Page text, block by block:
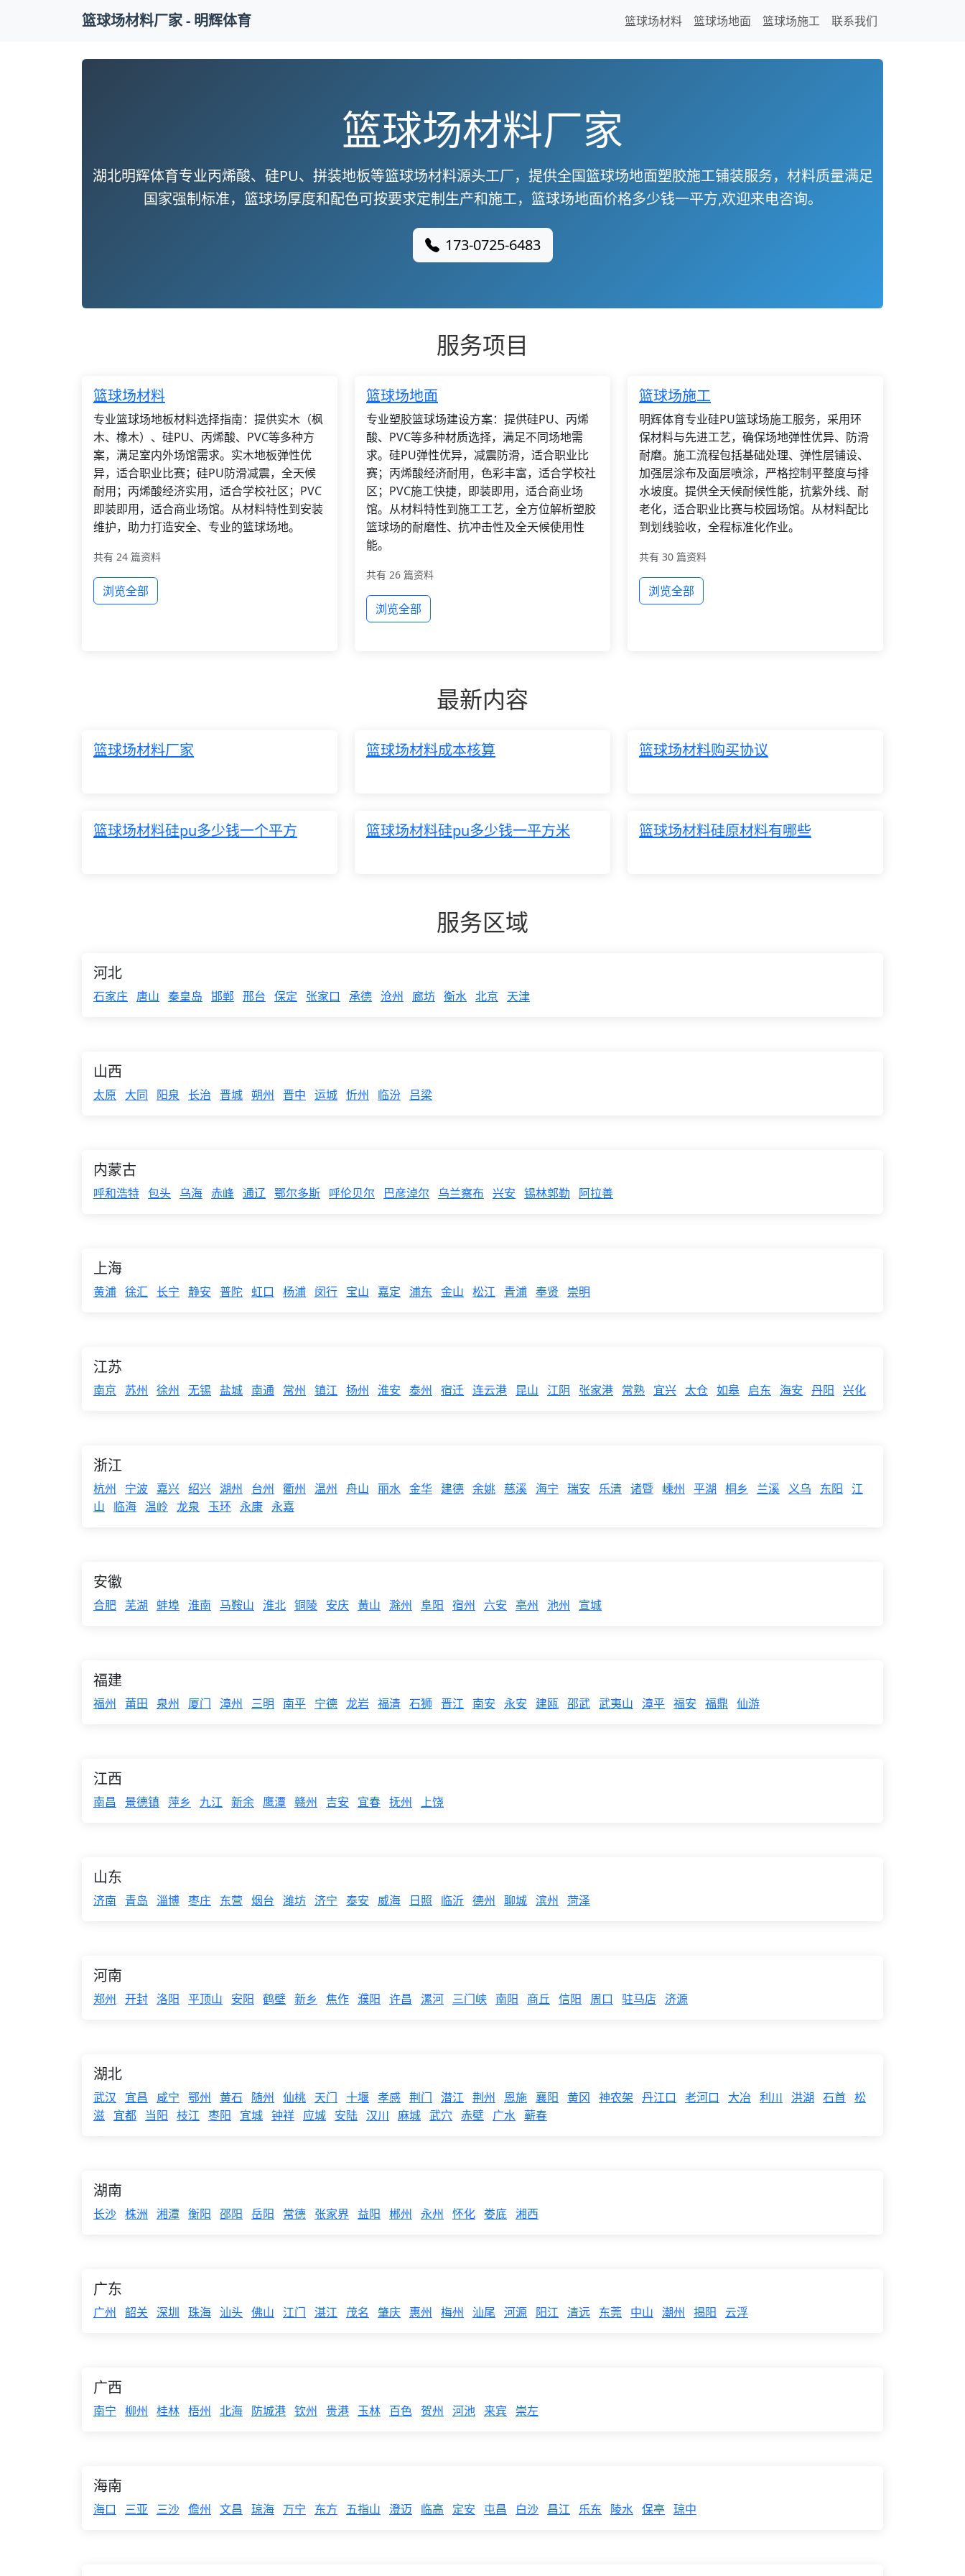
篮球场材料厂家 - 明辉体育 篮球场材料 篮球场地面 篮球场施工 联系我们
篮球场材料厂家
湖北明辉体育专业丙烯酸、硅PU、拼装地板等篮球场材料源头工厂，提供全国篮球场地面塑胶施工铺装服务，材料质量满足
国家强制标准，篮球场厚度和配色可按要求定制生产和施工，篮球场地面价格多少钱一平方,欢迎来电咨询。
173-0725-6483
服务项目
篮球场材料
专业篮球场地板材料选择指南：提供实木（枫
木、橡木）、硅PU、丙烯酸、PVC等多种方
案，满足室内外场馆需求。实木地板弹性优
异，适合职业比赛；硅PU防滑减震，全天候
耐用；丙烯酸经济实用，适合学校社区；PVC
即装即用，适合商业场馆。从材料特性到安装
维护，助力打造安全、专业的篮球场地。
共有 24 篇资料
浏览全部
篮球场地面
专业塑胶篮球场建设方案：提供硅PU、丙烯
酸、PVC等多种材质选择，满足不同场地需
求。硅PU弹性优异，减震防滑，适合职业比
赛；丙烯酸经济耐用，色彩丰富，适合学校社
区；PVC施工快捷，即装即用，适合商业场
馆。从材料特性到施工工艺，全方位解析塑胶
篮球场的耐磨性、抗冲击性及全天候使用性
能。
共有 26 篇资料
浏览全部
篮球场施工
明辉体育专业硅PU篮球场施工服务，采用环
保材料与先进工艺，确保场地弹性优异、防滑
耐磨。施工流程包括基础处理、弹性层铺设、
加强层涂布及面层喷涂，严格控制平整度与排
水坡度。提供全天候耐候性能，抗紫外线、耐
老化，适合职业比赛与校园场馆。从材料配比
到划线验收，全程标准化作业。
共有 30 篇资料
浏览全部
最新内容
篮球场材料厂家 篮球场材料成本核算 篮球场材料购买协议
篮球场材料硅pu多少钱一个平方 篮球场材料硅pu多少钱一平方米 篮球场材料硅原材料有哪些
服务区域
河北
石家庄 唐山 秦皇岛 邯郸 邢台 保定 张家口 承德 沧州 廊坊 衡水 北京 天津
山西
太原 大同 阳泉 长治 晋城 朔州 晋中 运城 忻州 临汾 吕梁
内蒙古
呼和浩特 包头 乌海 赤峰 通辽 鄂尔多斯 呼伦贝尔 巴彦淖尔 乌兰察布 兴安 锡林郭勒 阿拉善
上海
黄浦 徐汇 长宁 静安 普陀 虹口 杨浦 闵行 宝山 嘉定 浦东 金山 松江 青浦 奉贤 崇明
江苏
南京 苏州 徐州 无锡 盐城 南通 常州 镇江 扬州 淮安 泰州 宿迁 连云港 昆山 江阴 张家港 常熟 宜兴 太仓 如皋 启东 海安 丹阳 兴化
浙江
杭州 宁波 嘉兴 绍兴 湖州 台州 衢州 温州 舟山 丽水 金华 建德 余姚 慈溪 海宁 瑞安 乐清 诸暨 嵊州 平湖 桐乡 兰溪 义乌 东阳
江
山
临海 温岭 龙泉 玉环 永康 永嘉
安徽
合肥 芜湖 蚌埠 淮南 马鞍山 淮北 铜陵 安庆 黄山 滁州 阜阳 宿州 六安 亳州 池州 宣城
福建
福州 莆田 泉州 厦门 漳州 三明 南平 宁德 龙岩 福清 石狮 晋江 南安 永安 建瓯 邵武 武夷山 漳平 福安 福鼎 仙游
江西
南昌 景德镇 萍乡 九江 新余 鹰潭 赣州 吉安 宜春 抚州 上饶
山东
济南 青岛 淄博 枣庄 东营 烟台 潍坊 济宁 泰安 威海 日照 临沂 德州 聊城 滨州 菏泽
河南
郑州 开封 洛阳 平顶山 安阳 鹤壁 新乡 焦作 濮阳 许昌 漯河 三门峡 南阳 商丘 信阳 周口 驻马店 济源
湖北
武汉 宜昌 咸宁 鄂州 黄石 随州 仙桃 天门 十堰 孝感 荆门 潜江 荆州 恩施 襄阳 黄冈 神农架 丹江口 老河口 大冶 利川 洪湖 石首 松
滋 宜都 当阳 枝江 枣阳 宜城 钟祥 应城 安陆 汉川 麻城 武穴 赤壁 广水 蕲春
湖南
长沙 株洲 湘潭 衡阳 邵阳 岳阳 常德 张家界 益阳 郴州 永州 怀化 娄底 湘西
广东
广州 韶关 深圳 珠海 汕头 佛山 江门 湛江 茂名 肇庆 惠州 梅州 汕尾 河源 阳江 清远 东莞 中山 潮州 揭阳 云浮
广西
南宁 柳州 桂林 梧州 北海 防城港 钦州 贵港 玉林 百色 贺州 河池 来宾 崇左
海南
海口 三亚 三沙 儋州 文昌 琼海 万宁 东方 五指山 澄迈 临高 定安 屯昌 白沙 昌江 乐东 陵水 保亭 琼中